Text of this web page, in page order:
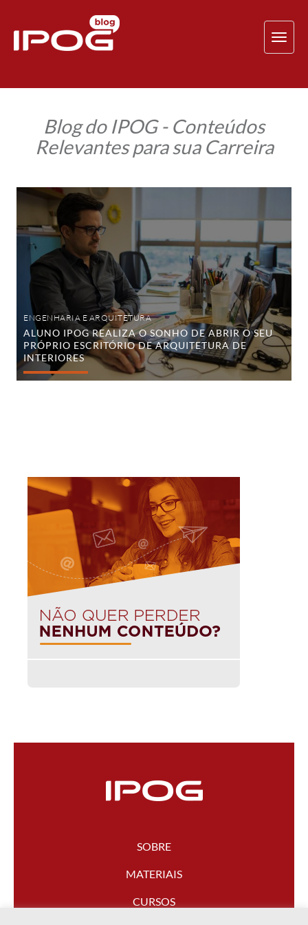
Blog do IPOG - Conteúdos
Relevantes para sua Carreira
Aluno
sonho
abrir
seu
próprio
escritório
Arquitetura
Interiores
ENGENHARIA E ARQUITETURA
ALUNO IPOG REALIZA O SONHO DE ABRIR O SEU
PRÓPRIO ESCRITÓRIO DE ARQUITETURA DE
INTERIORES
SOBRE
MATERIAIS
CURSOS